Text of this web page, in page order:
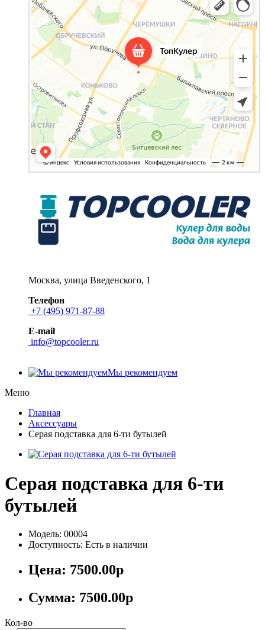
Москва, улица Введенского, 1
Телефон
+7 (495) 971-87-88
E-mail
info@topcooler.ru
Мы рекомендуем
Меню
Главная
Аксессуары
Серая подставка для 6-ти бутылей
Серая подставка для 6-ти
бутылей
Модель: 00004
Доступность: Есть в наличии
Цена: 7500.00р
Сумма: 7500.00р
Кол-во